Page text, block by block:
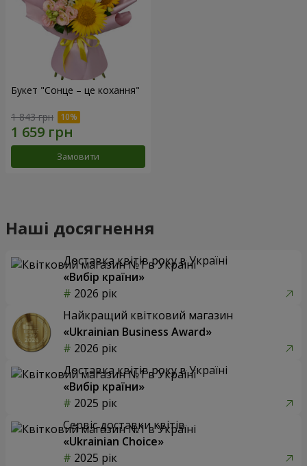
Букет "Сонце – це кохання"
1 843 грн
Замовити
Наші досягнення
Доставка квітів року в Україні
«Вибір країни»
2026 рік
Найкращий квітковий магазин
«Ukrainian Business Award»
2026 рік
Доставка квітів року в Україні
«Вибір країни»
2025 рік
Сервіс доставки квітів
«Ukrainian Choice»
2025 рік